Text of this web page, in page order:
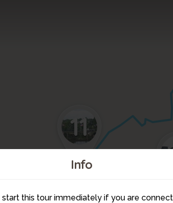
Info
start this tour immediately if you are
11